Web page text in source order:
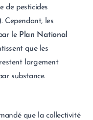
de pesticides
Cependant, les
le Plan National
que les
largement
substance.
que la collectivité